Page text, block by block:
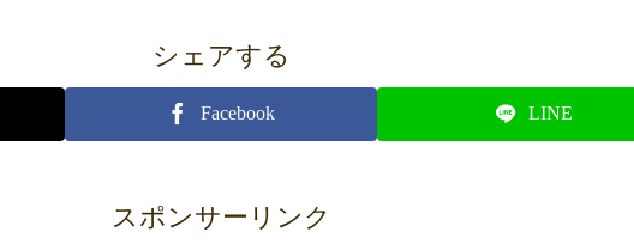
シェアする
Facebook LINE
スポンサーリンク